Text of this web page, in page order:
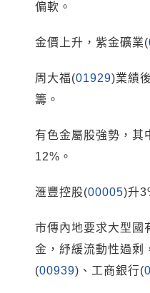
偏軟。
金價上升，紫金礦業(
周大福(01929)業績
籌。
有色金屬股強勢，其
12%。
滙豐控股(00005)升
市傳內地要求大型國
金，紓緩流動性過剩
(00939)、工商銀行(